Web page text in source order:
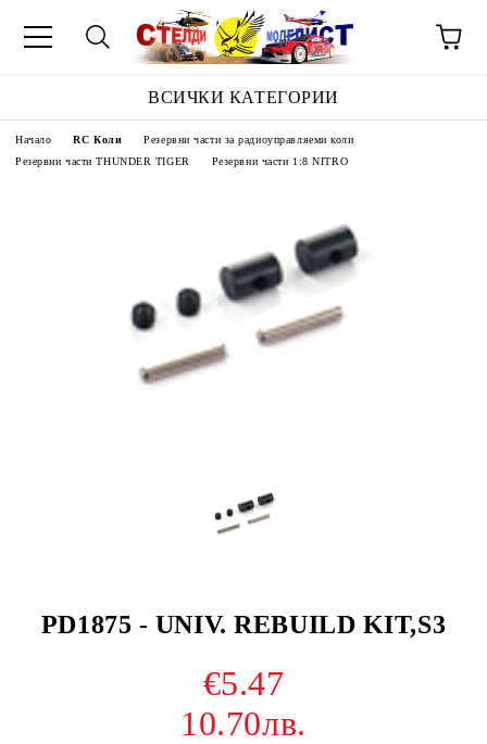
ВСИЧКИ КАТЕГОРИИ
Начало RC Коли
Резервни части за радиоуправляеми коли
Резервни части THUNDER TIGER
Резервни части 1:8 NITRO
PD1875 - UNIV. REBUILD KIT,S3
€5.47
10.70лв.